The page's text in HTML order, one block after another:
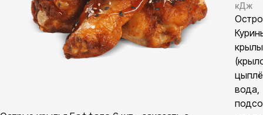
кДж
вода,